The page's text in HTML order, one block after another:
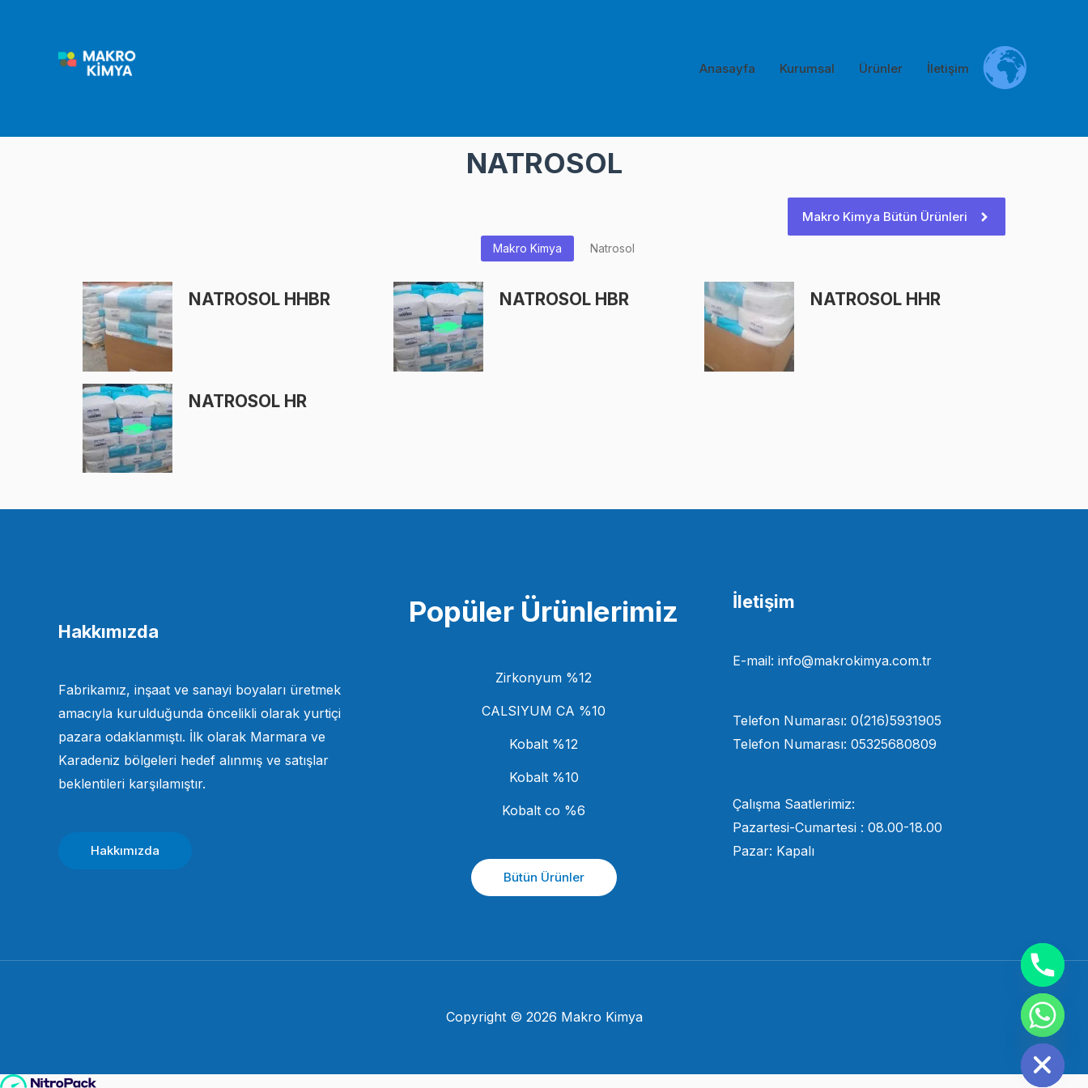
Anasayfa Kurumsal Ürünler İletişim
NATROSOL
Makro Kimya Bütün Ürünleri
Makro Kimya Natrosol
NATROSOL HHBR NATROSOL HBR NATROSOL HHR
NATROSOL HR
Hakkımızda
Fabrikamız, inşaat ve sanayi boyaları üretmek
amacıyla kurulduğunda öncelikli olarak yurtiçi
pazara odaklanmıştı. İlk olarak Marmara ve
Karadeniz bölgeleri hedef alınmış ve satışlar
beklentileri karşılamıştır.
Hakkımızda
Popüler Ürünlerimiz
Zirkonyum %12
CALSIYUM CA %10
Kobalt %12
Kobalt %10
Kobalt co %6
Bütün Ürünler
İletişim
E-mail: info@makrokimya.com.tr
Telefon Numarası: 0(216)5931905
Telefon Numarası: 05325680809
Çalışma Saatlerimiz:
Pazartesi-Cumartesi : 08.00-18.00
Pazar: Kapalı
Copyright © 2026 Makro Kimya
Hide chaty